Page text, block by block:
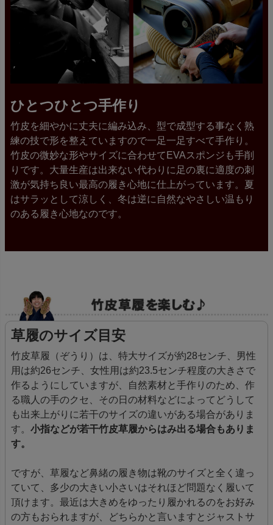
ひとつひとつ手作り
竹皮を細やかに丈夫に編み込み、型で成型する事なく熟
練の技で形を整えていますので一足一足すべて手作り。
竹皮の微妙な形やサイズに合わせてEVAスポンジも手削
りです。大量生産は出来ない代わりに足の裏に適度の刺
激が気持ち良い最高の履き心地に仕上がっています。夏
はサラッとして涼しく、冬は逆に自然なやさしい温もり
のある履き心地なのです。
草履のサイズ目安
竹皮草履（ぞうり）は、特大サイズが約28センチ、男性
用は約26センチ、女性用は約23.5センチ程度の大きさで
作るようにしていますが、自然素材と手作りのため、作
る職人の手のクセ、その日の材料などによってどうして
も出来上がりに若干のサイズの違いがある場合がありま
す。小指などが若干竹皮草履からはみ出る場合もありま
す。
ですが、草履など鼻緒の履き物は靴のサイズと全く違っ
ていて、多少の大きい小さいはそれほど問題なく履いて
頂けます。最近は大きめをゆったり履かれるのをお好み
の方もおられますが、どちらかと言いますとジャストサ